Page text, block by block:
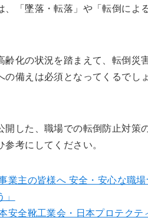
、「墜落・転落」や「転倒によ
齢化の状況を踏まえて、転倒災
の備えは必須となってくるでし
開した、職場での転倒防止対策
考にしてください。
業主の皆様へ 安全・安心な職
安全靴工業会・日本プロテクテ